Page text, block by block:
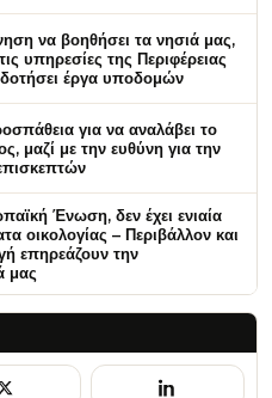
να βοηθήσει τα νησιά μας,
υπηρεσίες της Περιφέρειας
έργα υποδομών
για να αναλάβει το
μαζί με την ευθύνη για την
Ένωση, δεν έχει ενιαία
οικολογίας – Περιβάλλον και
επηρεάζουν την
μας